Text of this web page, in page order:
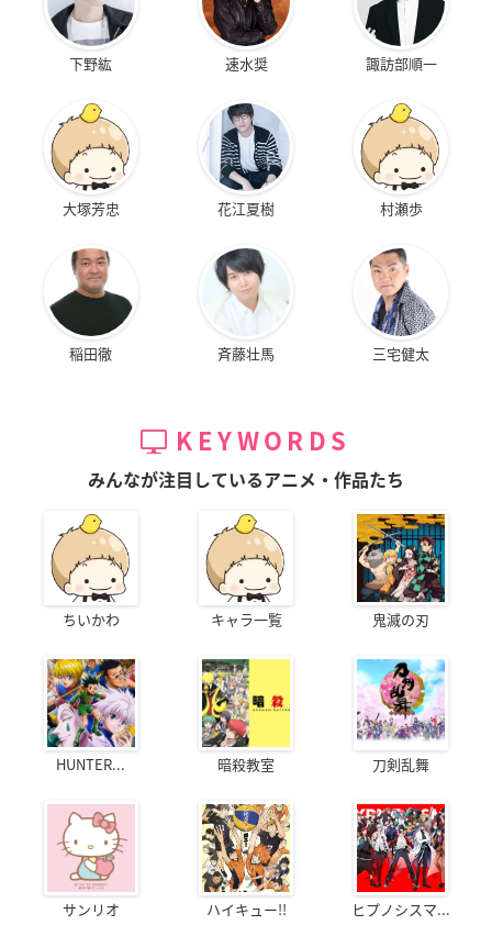
下野紘 速水奨 諏訪部順一
大塚芳忠 花江夏樹 村瀬歩
稲田徹 斉藤壮馬 三宅健太
KEYWORDS
みんなが注目しているアニメ・作品たち
ちいかわ キャラ一覧 鬼滅の刃
HUNTER... 暗殺教室 刀剣乱舞
サンリオ ハイキュー!! ヒプノシスマ...